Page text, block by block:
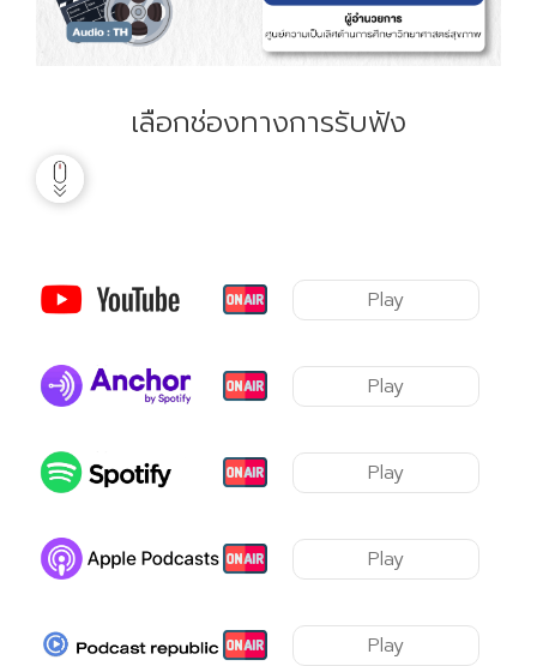
เลือกช่องทางการรับฟัง
Play
Play
Play
Play
Play